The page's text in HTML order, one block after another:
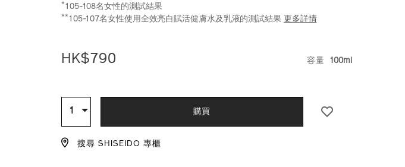
*105-108名女性的測試結果
**105-107名女性使用全效亮白賦活健膚水及乳液的測試結果 更多詳情
編
HK$790 容量 100ml
TO
CART
ACTIONS
數
量
1 購買
搜尋 SHISEIDO 專櫃